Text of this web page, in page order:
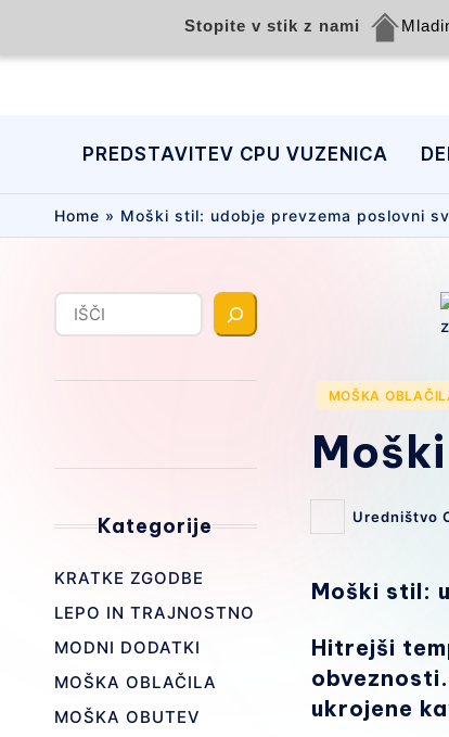
Stopite v stik z nami
PREDSTAVITEV CPU VUZENICA
Home » Moški stil: udobje prevzema poslovni
Posted
in
MOŠKA
Posted
by
Uredništvo
Moški stil:
Hitrejši
ukrojene
Išči
Kategorije
KRATKE ZGODBE
LEPO IN TRAJNOSTNO
MODNI DODATKI
MOŠKA OBLAČILA
MOŠKA OBUTEV